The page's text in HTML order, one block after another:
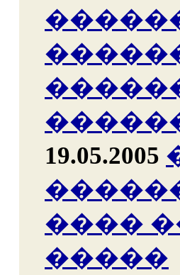
19.05.2005
����
�����